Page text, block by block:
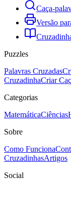
Caça-
Versão
Puzzles
Palavras Cruzadas
CruzadinhaCriar
Categorias
MatemáticaCiências
Sobre
Como Funciona
CruzadinhasArtigos
Social